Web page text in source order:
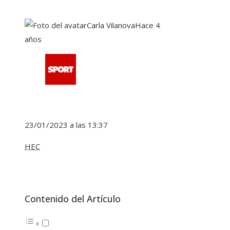
Carla VilanovaHace 4
años
23/01/2023 a las 13:37
HEC
Contenido del Artículo